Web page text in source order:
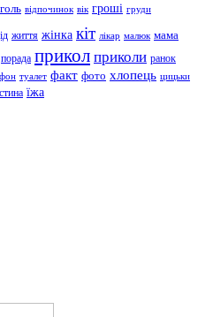
відпочинок вік гроші груди
життя жінка кіт лікар малюк мама
порада прикол приколи ранок
туалет факт фото хлопець цицьки
їжа